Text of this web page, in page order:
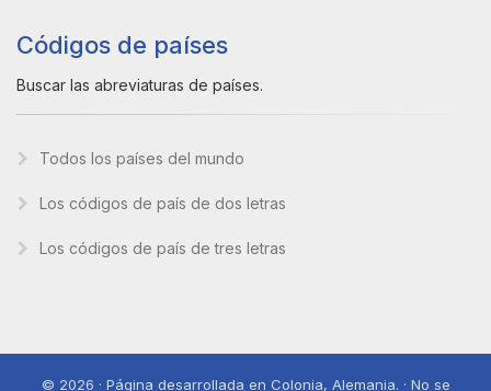
Códigos de países
Buscar las abreviaturas de países.
Todos los países del mundo
Los códigos de país de dos letras
Los códigos de país de tres letras
© 2026 · Página desarrollada en Colonia, Alemania. · No se